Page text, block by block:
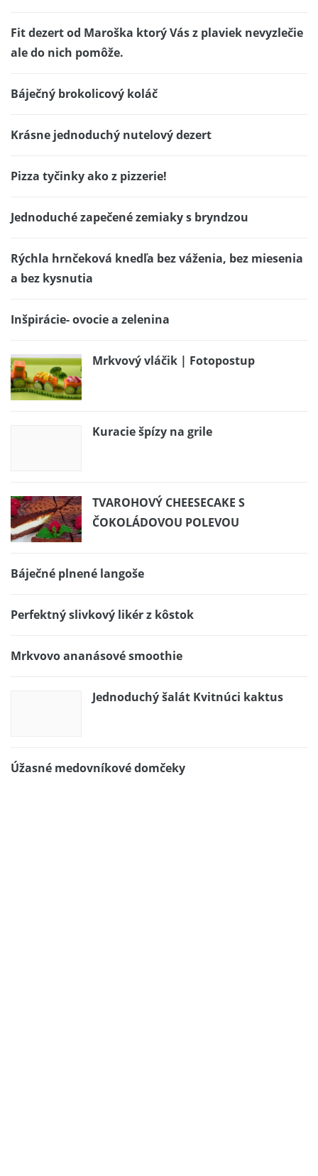
Fit dezert od Maroška ktorý Vás z plaviek nevyzlečie
ale do nich pomôže.
Báječný brokolicový koláč
Krásne jednoduchý nutelový dezert
Pizza tyčinky ako z pizzerie!
Jednoduché zapečené zemiaky s bryndzou
Rýchla hrnčeková knedľa bez váženia, bez miesenia
a bez kysnutia
Inšpirácie- ovocie a zelenina
Mrkvový vláčik | Fotopostup
Kuracie špízy na grile
TVAROHOVÝ CHEESECAKE S
ČOKOLÁDOVOU POLEVOU
Báječné plnené langoše
Perfektný slivkový likér z kôstok
Mrkvovo ananásové smoothie
Jednoduchý šalát Kvitnúci kaktus
Úžasné medovníkové domčeky